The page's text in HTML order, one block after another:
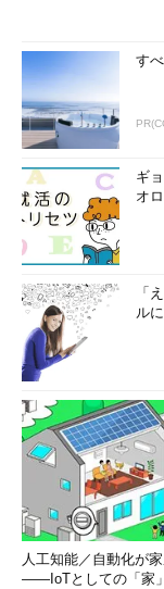
す
ギ
オ
「
ル
人工知能／自動化が
――IoTとしての「家